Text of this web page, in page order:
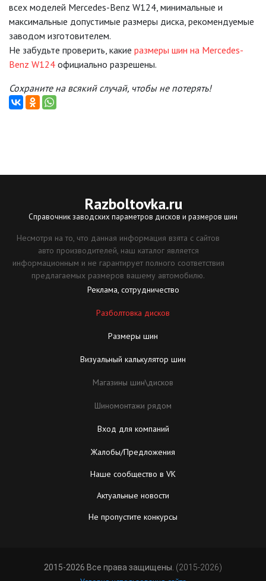
всех моделей Mercedes-Benz W124, минимальные и
максимальные допустимые размеры диска, рекомендуемые
заводом изготовителем.
Не забудьте проверить, какие размеры шин на Mercedes-
Benz W124 официально разрешены.
Сохраните на всякий случай, чтобы не потерять!
Razboltovka.ru
Справочник заводских параметров дисков и размеров шин
Несмотря на то, что данная информация взята с сайтов
авто производителей, наш каталог является
информационным и не гарантирует полного соответствия
предлагаемых размеров вашему автомобилю.
Реклама, сотрудничество
Разболтовка дисков
Размеры шин
Визуальный калькулятор шин
Магазины шин\дисков
Шиномонтажи рядом
Вход для компаний
Жалобы/Предложения
Наше сообщество в VK
Актуальные новости
Не пропустите конкурсы
2015-2026 Все права защищены. (2015-2026)